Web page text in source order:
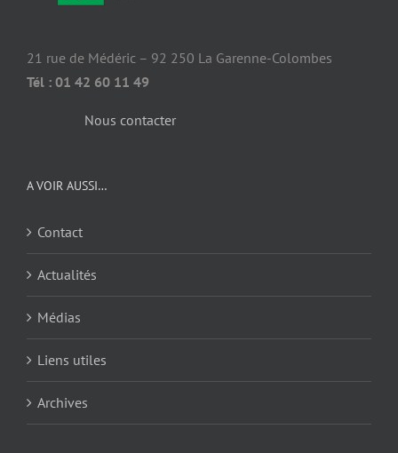
21 rue de Médéric – 92 250 La Garenne-Colombes
Tél : 01 42 60 11 49
Nous contacter
A VOIR AUSSI…
Contact
Actualités
Médias
Liens utiles
Archives